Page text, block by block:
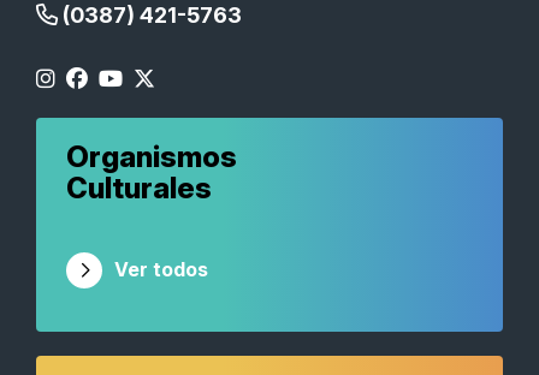
(0387) 421-5763
Organismos
Culturales
Ver todos